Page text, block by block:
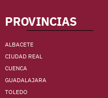
PROVINCIAS
ALBACETE
CIUDAD REAL
CUENCA
GUADALAJARA
TOLEDO